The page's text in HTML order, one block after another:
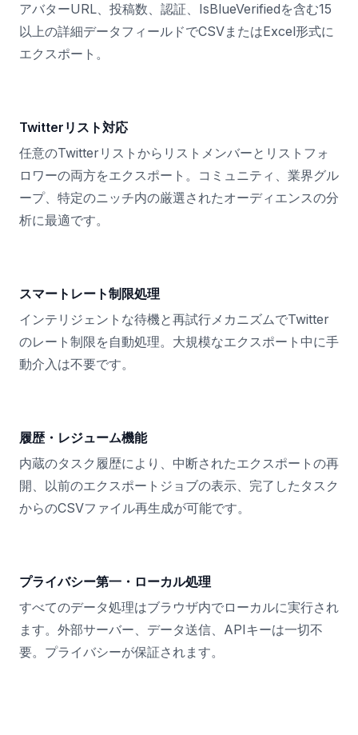
アバターURL、投稿数、認証、IsBlueVerifiedを含む15
以上の詳細データフィールドでCSVまたはExcel形式に
エクスポート。
Twitterリスト対応
任意のTwitterリストからリストメンバーとリストフォ
ロワーの両方をエクスポート。コミュニティ、業界グル
ープ、特定のニッチ内の厳選されたオーディエンスの分
析に最適です。
スマートレート制限処理
インテリジェントな待機と再試行メカニズムでTwitter
のレート制限を自動処理。大規模なエクスポート中に手
動介入は不要です。
履歴・レジューム機能
内蔵のタスク履歴により、中断されたエクスポートの再
開、以前のエクスポートジョブの表示、完了したタスク
からのCSVファイル再生成が可能です。
プライバシー第一・ローカル処理
すべてのデータ処理はブラウザ内でローカルに実行され
ます。外部サーバー、データ送信、APIキーは一切不
要。プライバシーが保証されます。